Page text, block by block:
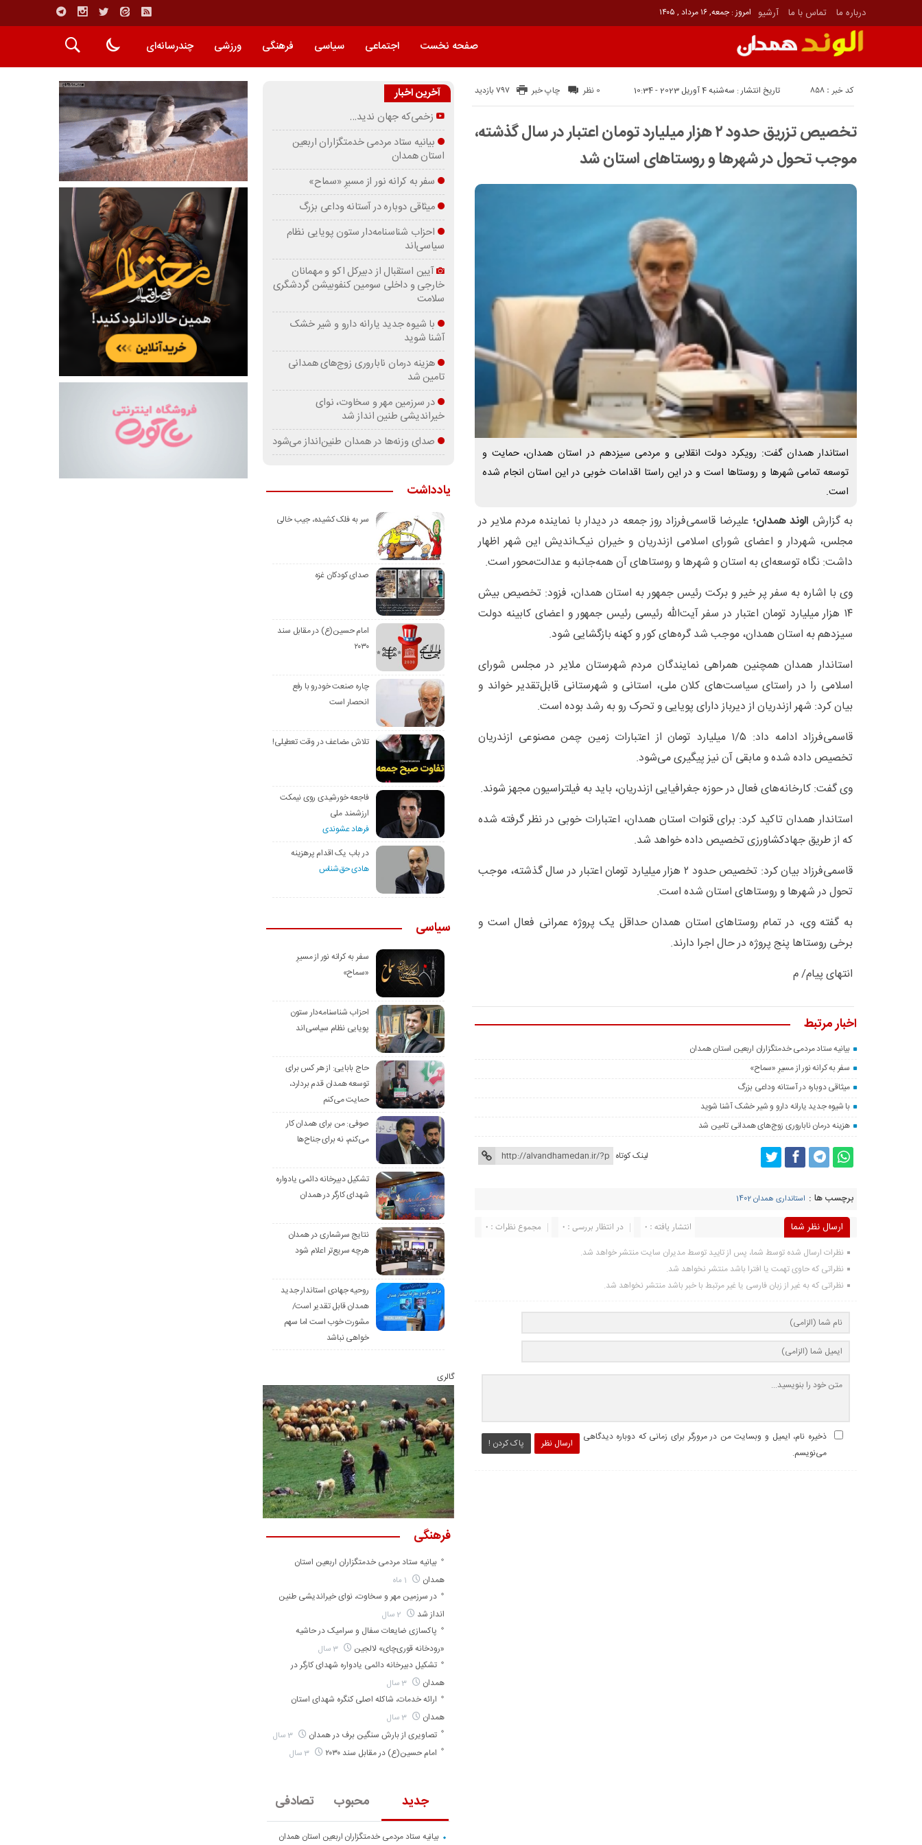
درباره ما تماس با ما آرشیو امروز : جمعه, ۱۶ مرداد , ۱۴۰۵
صفحه نخست اجتماعی سیاسی فرهنگی ورزشی چندرسانه‌ای
تاریخ انتشار : سه‌شنبه 4 آوریل 2023 - 10:34 797 بازدید کد خبر : 858 چاپ خبر 0 نظر
تخصیص تزریق حدود ۲ هزار میلیارد تومان اعتبار در سال گذشته،
موجب تحول در شهرها و روستاهای استان شد
استاندار همدان گفت: رویکرد دولت انقلابی و مردمی سیزدهم در استان همدان، حمایت و
توسعه تمامی شهرها و روستاها است و در این راستا اقدامات خوبی در این استان انجام شده
است‌.
به گزارش الوند همدان؛ علیرضا قاسمی‌فرزاد روز جمعه در دیدار با نماینده مردم ملایر در
مجلس، شهردار و اعضای شورای اسلامی ازندریان و خیران نیک‌اندیش این شهر اظهار
داشت: نگاه توسعه‌ای به استان و شهرها و روستاهای آن همه‌جانبه و عدالت‌محور است.
وی با اشاره به سفر پر خیر و برکت رئیس جمهور به استان همدان، فزود: تخصیص بیش
۱۴ هزار میلیارد تومان اعتبار در سفر آیت‌الله رئیسی رئیس‌ جمهور و اعضای کابینه دولت
سیزدهم به استان همدان، موجب شد گره‌های کور و کهنه بازگشایی شود.
استاندار همدان همچنین همراهی نمایندگان مردم شهرستان ملایر در مجلس شورای
اسلامی را در راستای سیاست‌های کلان ملی، استانی و شهرستانی قابل‌تقدیر خواند و
بیان کرد: شهر ازندریان از دیرباز دارای پویایی و تحرک رو به رشد بوده است.
قاسمی‌فرزاد ادامه داد: ۱/۵ میلیارد تومان از اعتبارات زمین چمن مصنوعی ازندریان
تخصیص داده شده و مابقی آن نیز پیگیری می‌شود.
وی گفت: کارخانه‌های فعال در حوزه جغرافیایی ازندریان، باید به فیلتراسیون مجهز شوند.
استاندار همدان تاکید کرد: برای قنوات استان همدان، اعتبارات خوبی در نظر گرفته شده
که از طریق جهادکشاورزی تخصیص داده خواهد شد.
قاسمی‌فرزاد بیان کرد: تخصیص حدود ۲ هزار میلیارد تومان اعتبار در سال گذشته، موجب
تحول در شهرها و روستاهای استان شده است.
به گفته وی، در تمام روستاهای استان همدان حداقل یک پروژه عمرانی فعال است و
برخی روستاها پنج پروژه در حال اجرا دارند.
انتهای پیام/ م
اخبار مرتبط
بیانیه ستاد مردمی خدمتگزاران اربعین استان همدان
سفر به کرانه‌ نور از مسیرِ «سماح»
میثاقی دوباره در آستانه‌ وداعی بزرگ
با شیوه جدید یارانه دارو و شیر خشک آشنا شوید
هزینه درمان ناباروری زوج‌های همدانی تامین شد
لینک کوتاه
برچسب ها : استانداری همدان 1402
ارسال نظر شما مجموع نظرات : 0 در انتظار بررسی : 0 انتشار یافته : 0
نظرات ارسال شده توسط شما، پس از تایید توسط مدیران سایت منتشر خواهد شد.
نظراتی که حاوی تهمت یا افترا باشد منتشر نخواهد شد.
نظراتی که به غیر از زبان فارسی یا غیر مرتبط با خبر باشد منتشر نخواهد شد.
ارسال نظر پاک کردن !
ذخیره نام، ایمیل و وبسایت من در مرورگر برای زمانی که دوباره دیدگاهی
می‌نویسم.
آخرین اخبار
زخمی‌که جهان ندید…
بیانیه ستاد مردمی خدمتگزاران اربعین
استان همدان
سفر به کرانه‌ نور از مسیرِ «سماح»
میثاقی دوباره در آستانه‌ وداعی بزرگ
احزاب شناسنامه‌دار ستون پویایی نظام
سیاسی‌اند
آیین استقبال از دبیرکل اکو و مهمانان
خارجی و داخلی سومین کنفوبیشن گردشگری
سلامت
با شیوه جدید یارانه دارو و شیر خشک
آشنا شوید
هزینه درمان ناباروری زوج‌های همدانی
تامین شد
در سرزمین مهر و سخاوت، نوای
خیراندیشی طنین انداز شد
صدای وزنه‌ها در همدان طنین‌انداز می‌شود
یادداشت
سر به فلک کشیده، جیب خالی
صدای کودکان غزه
امام حسین(ع) در مقابل سند
۲۰۳۰
چاره صنعت خودرو با رفع
انحصار است
تلاش مضاعف در وقت تعطیلی!
فاجعه خورشیدی روی نیمکت
ارزشمند ملی
فرهاد عشوندی
در باب یک اقدام پرهزینه
هادی حق‌شناس
سیاسی
سفر به کرانه‌ نور از مسیرِ
«سماح»
احزاب شناسنامه‌دار ستون
پویایی نظام سیاسی‌اند
حاج بابایی: از هر کس برای
توسعه همدان قدم بردارد،
حمایت می‌کنم
صوفی: من برای همدان کار
می‌کنم، نه برای جناح‌ها
تشکیل دبیرخانه دائمی یادواره
شهدای کارگر در همدان
نتایج سرشماری در همدان
هرچه سریع‌تر اعلام شود
روحیه جهادی استاندار جدید
همدان قابل تقدیر است/
مشورت خوب است اما سهم
خواهی نباشد
گالری
جدید محبوب تصادفی
بیانیه ستاد مردمی خدمتگزاران اربعین استان همدان
فرهنگی
بیانیه ستاد مردمی خدمتگزاران اربعین استان
همدان
در سرزمین مهر و سخاوت، نوای خیراندیشی طنین
انداز شد
پاکسازی ضایعات سفال و سرامیک در حاشیه
«رودخانه قوری‌چای» لالجین
3 سال
تشکیل دبیرخانه دائمی یادواره شهدای کارگر در
همدان
3 سال
ارائه خدمات، شاکله اصلی کنگره شهدای استان
همدان
3 سال
تصاویری از بارش سنگین برف در همدان 3 سال
امام حسین(ع) در مقابل سند ۲۰۳۰ 3 سال